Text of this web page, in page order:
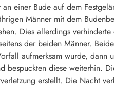
einer Bude auf dem
Männer mit dem
Dies allerdings verhinderte
der beiden Männer.
aufmerksam wurde, dann
diese weiterhin.
erstellt. Die Nacht